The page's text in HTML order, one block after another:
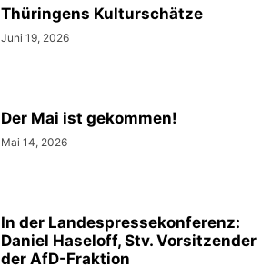
Thüringens Kulturschätze
Juni 19, 2026
Der Mai ist gekommen!
Mai 14, 2026
In der Landespressekonferenz:
Daniel Haseloff, Stv. Vorsitzender
der AfD-Fraktion